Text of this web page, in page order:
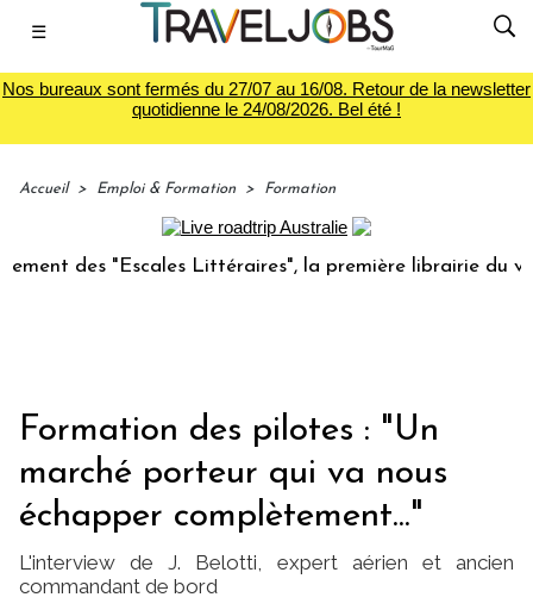
☰
Nos bureaux sont fermés du 27/07 au 16/08. Retour de la newsletter
quotidienne le 24/08/2026. Bel été !
Accueil > Emploi & Formation > Formation
"Escales Littéraires", la première librairie du voyage
Formation des pilotes : "Un
marché porteur qui va nous
échapper complètement..."
L'interview de J. Belotti, expert aérien et ancien
commandant de bord